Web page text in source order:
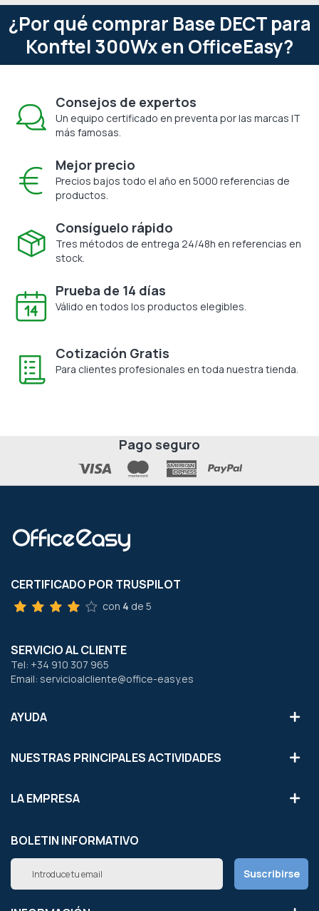
¿Por qué comprar Base DECT para
Konftel 300Wx en OfficeEasy?
Consejos de expertos
Un equipo certificado en preventa por las marcas IT
más famosas.
Mejor precio
Precios bajos todo el año en 5000 referencias de
productos.
Consíguelo rápido
Tres métodos de entrega 24/48h en referencias en
stock.
Prueba de 14 días
Válido en todos los productos elegibles.
Cotización Gratis
Para clientes profesionales en toda nuestra tienda.
Pago seguro
CERTIFICADO POR TRUSPILOT
con 4 de 5
SERVICIO AL CLIENTE
Tel: +34 910 307 965
Email: servicioalcliente@office-easy.es
AYUDA
NUESTRAS PRINCIPALES ACTIVIDADES
LA EMPRESA
BOLETIN INFORMATIVO
Inscríbete
nuestro
boletín
Suscribirse